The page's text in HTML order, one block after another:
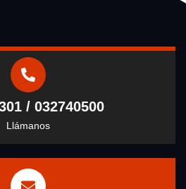
/ 032740500
Llámanos